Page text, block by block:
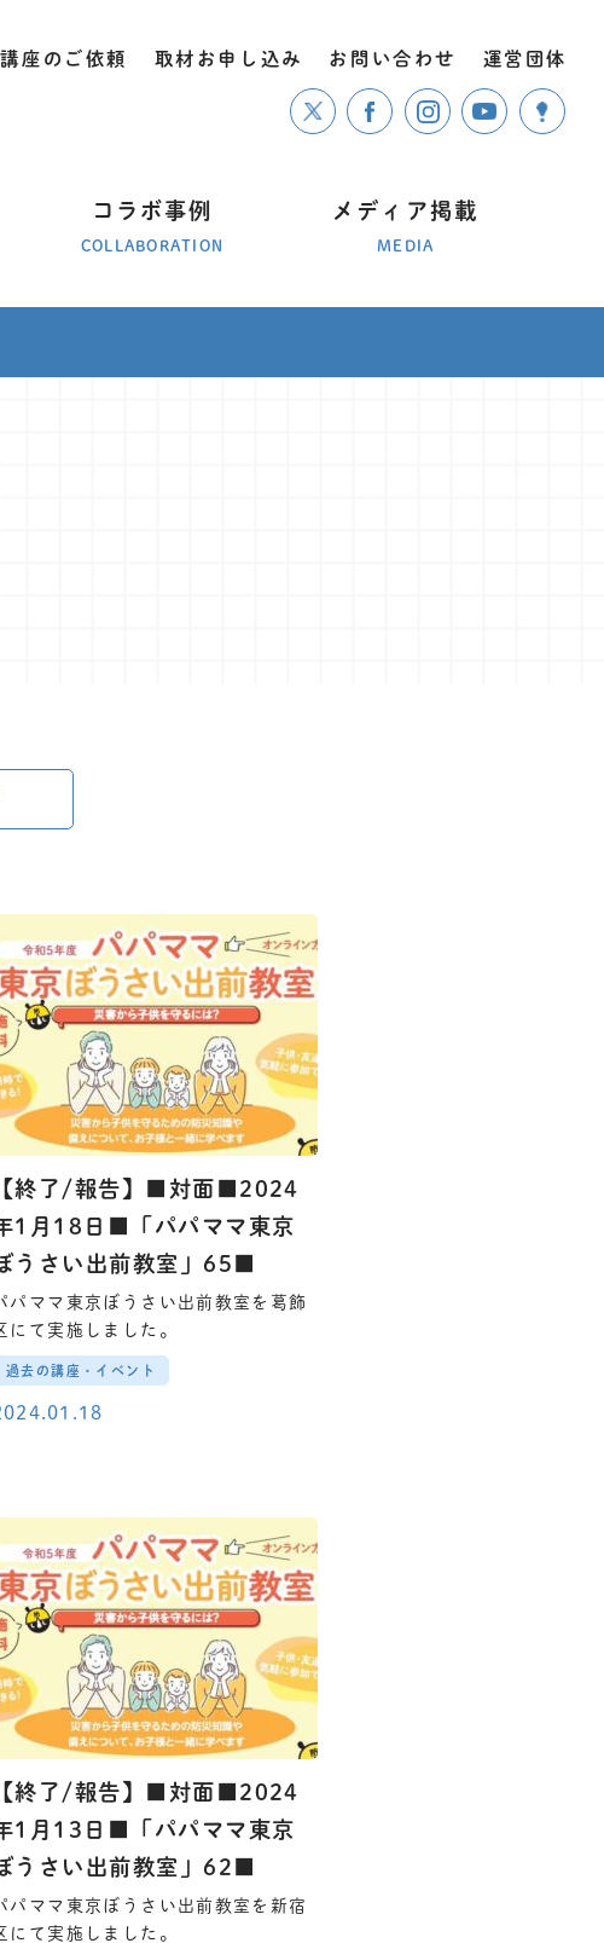
コラボ事例
COLLABORATION
メディア掲載
MEDIA
講座のご依頼 取材お申し込み お問い合わせ 運営団体
【終了/報告】■対面■2024
1月18日■「パパママ東京
うさい出前教室」65■
パママ東京ぼうさい出前教室を葛飾
にて実施しました。
過去の講座・イベント
【終了/報告】■対面■2024
1月13日■「パパママ東京
うさい出前教室」62■
パママ東京ぼうさい出前教室を新宿
にて実施しました。